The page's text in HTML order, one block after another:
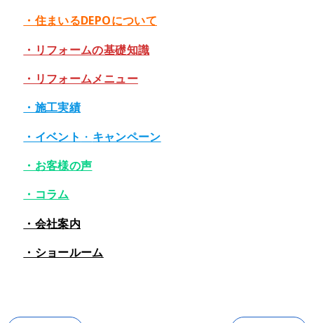
・住まいるDEPOについて
・リフォームの基礎知識
・リフォームメニュー
・施工実績
・イベント ・ キャンペーン
・お客様の声
・コラム
・会社案内
・ショールーム